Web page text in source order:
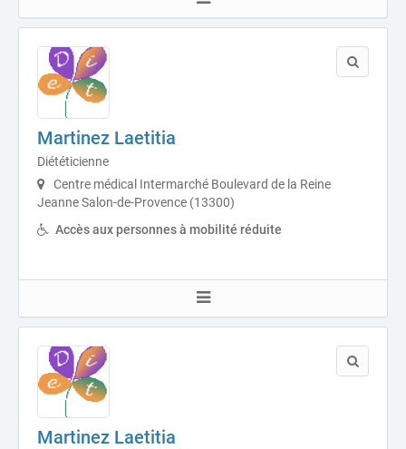
Martinez Laetitia
Diététicienne
Centre médical Intermarché Boulevard de la Reine
Jeanne Salon-de-Provence (13300)
Accès aux personnes à mobilité réduite
Martinez Laetitia